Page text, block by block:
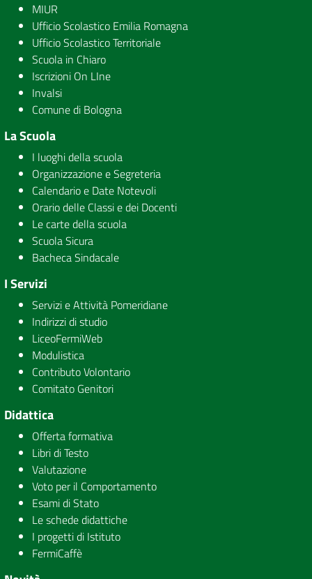
MIUR
Ufficio Scolastico Emilia Romagna
Ufficio Scolastico Territoriale
Scuola in Chiaro
Iscrizioni On LIne
Invalsi
Comune di Bologna
La Scuola
I luoghi della scuola
Organizzazione e Segreteria
Calendario e Date Notevoli
Orario delle Classi e dei Docenti
Le carte della scuola
Scuola Sicura
Bacheca Sindacale
I Servizi
Servizi e Attività Pomeridiane
Indirizzi di studio
LiceoFermiWeb
Modulistica
Contributo Volontario
Comitato Genitori
Didattica
Offerta formativa
Libri di Testo
Valutazione
Voto per il Comportamento
Esami di Stato
Le schede didattiche
I progetti di Istituto
FermiCaffè